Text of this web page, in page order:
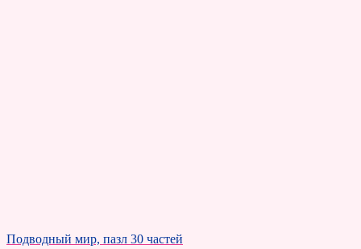
Подводный мир, пазл 30 частей